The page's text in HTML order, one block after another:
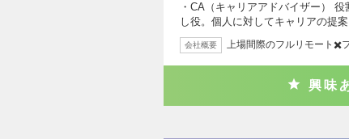
・CA（キャリアアドバイザー）
し役。個人に対してキャリアの提
会社概要 上場間際のフルリモート✖️
興味